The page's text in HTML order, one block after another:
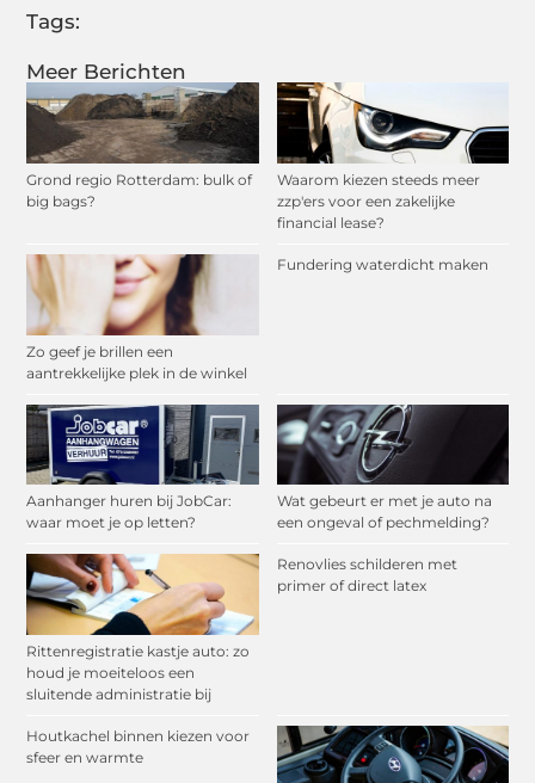
Meer Berichten
Grond regio Rotterdam: bulk of
big bags?
Waarom kiezen steeds meer
zzp'ers voor een zakelijke
financial lease?
Zo geef je brillen een
aantrekkelijke plek in de winkel
Fundering waterdicht maken
Aanhanger huren bij JobCar:
waar moet je op letten?
Wat gebeurt er met je auto na
een ongeval of pechmelding?
Rittenregistratie kastje auto: zo
houd je moeiteloos een
sluitende administratie bij
Renovlies schilderen met
primer of direct latex
Houtkachel binnen kiezen voor
sfeer en warmte
Tags: